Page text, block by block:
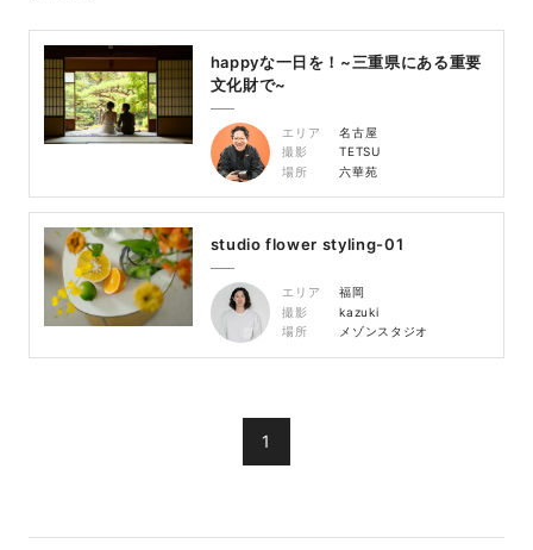
happyな一日を！~三重県にある重要
文化財で~
エリア
名古屋
撮影
TETSU
場所
六華苑
studio flower styling-01
エリア
福岡
撮影
kazuki
場所
メゾンスタジオ
1